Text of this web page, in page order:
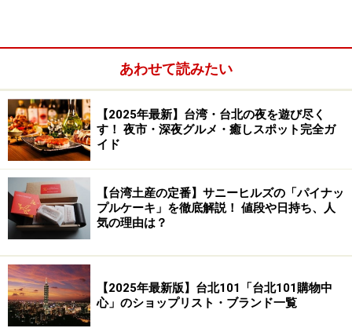
フカヒレほか、おすすめメニュー
土鍋に入ったフカヒレスープに舌鼓！こちらは中サイズです
フカヒレは頂上魚翅（フカヒレ）の小サイズが3950台湾
元（約12900円）、中6560台湾元（約21450円）、大
8600台湾元（約28100円）と正直、値段は高いです。で
も日本でこんなに上質のふかひれを食べようとしたら、
このお値段では食べられないはず。中サイズなら3～4人
でシェアできるボリューム。
あわせて読みたい
【2025年最新】台湾・台北の夜を遊び尽く
す！ 夜市・深夜グルメ・癒しスポット完全ガ
イド
【台湾土産の定番】サニーヒルズの「パイナッ
プルケーキ」を徹底解説！ 値段や日持ち、人
気の理由は？
【2025年最新版】台北101「台北101購物中
心」のショップリスト・ブランド一覧